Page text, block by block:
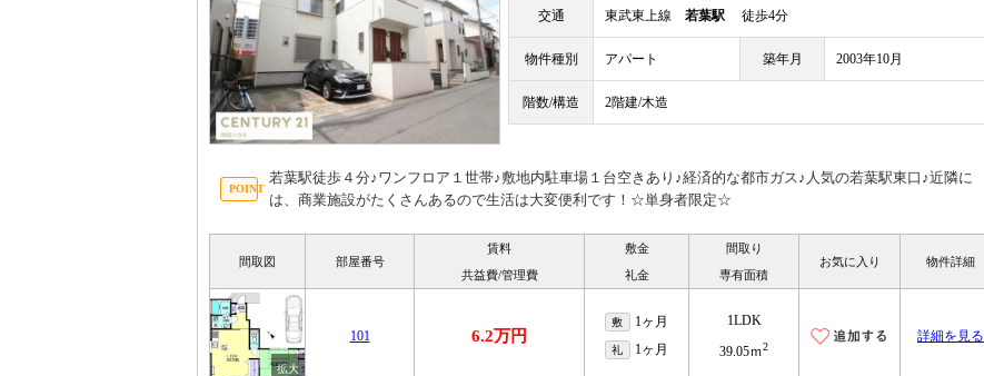
交通 東武東上線 若葉駅 徒歩4分
物件種別 アパート 築年月 2003年10月
階数/構造 2階建/木造
若葉駅徒歩４分♪ワンフロア１世帯♪敷地内駐車場１台空きあり♪経済的な都市ガス♪人気の若葉駅東口♪近隣に
は、商業施設がたくさんあるので生活は大変便利です！☆単身者限定☆
間取図 部屋番号
賃料
共益費/管理費
敷金
礼金
間取り
専有面積
お気に入り 物件詳細
101 6.2万円
敷 1ヶ月
礼 1ヶ月
1LDK
39.05ｍ2
詳細を見る